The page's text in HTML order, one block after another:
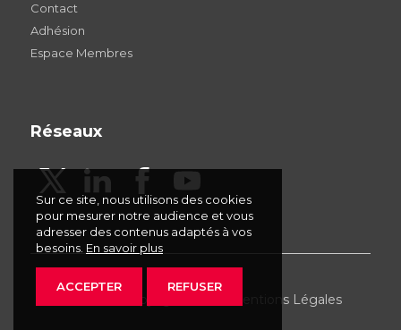
Contact
Adhésion
Espace Membres
Réseaux
Mentions Légales
Sur ce site, nous utilisons des cookies
pour mesurer notre audience et vous
adresser des contenus adaptés à vos
besoins. En savoir plus
ACCEPTER REFUSER